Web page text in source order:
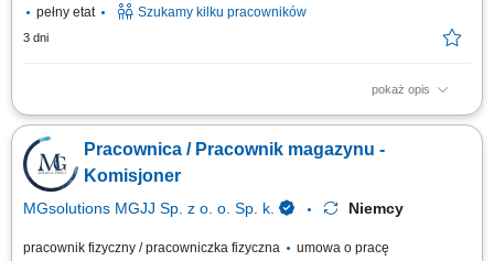
pełny etat
Szukamy kilku pracowników
3 dni
pokaż opis
Opis stanowiska Realizacja / kompletowanie zamówień (możliwość pracy
na systemie w języku polskim!) Proste prace magazynowe - pakowanie /
układanie produktów; Dodatkowe proste prace w obrębie nowoczesnego
magazynu logistycznego;
Pracownica / Pracownik magazynu -
Komisjoner
MGsolutions MGJJ Sp. z o. o. Sp. k. Niemcy
pracownik fizyczny / pracowniczka fizyczna
umowa o pracę